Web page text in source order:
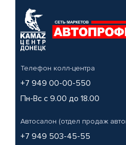
Телефон колл-центра
+7 949 00-00-550
Пн-Вс с 9.00 до 18.00
Автосалон (отдел продаж
+7 949 503-45-55